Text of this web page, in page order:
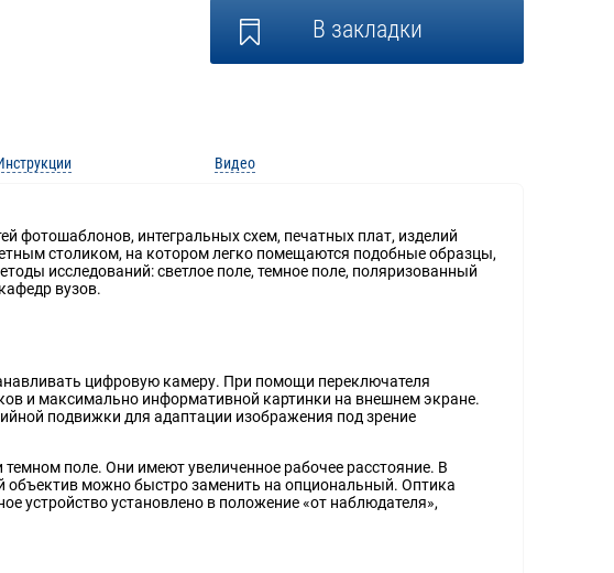
В закладки
Видео
фотошаблонов, интегральных схем, печатных плат, изделий
столиком, на котором легко помещаются подобные образцы,
исследований: светлое поле, темное поле, поляризованный
вузов.
цифровую камеру. При помощи переключателя
и максимально информативной картинки на внешнем экране.
подвижки для адаптации изображения под зрение
поле. Они имеют увеличенное рабочее расстояние. В
объектив можно быстро заменить на опциональный. Оптика
устройство установлено в положение «от наблюдателя»,